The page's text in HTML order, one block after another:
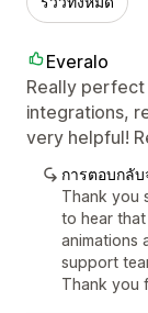
Everalo
Really
integrations,
very helpful!
การตอบกลั
Thank you
to hear
animations
support
Thank you